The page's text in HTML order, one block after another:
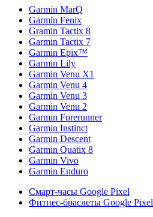
Garmin MarQ
Garmin Fenix
Gramin Tactix 8
Garmin Tactix 7
Garmin Epix™
Garmin Lily
Garmin Venu X1
Garmin Venu 4
Garmin Venu 3
Garmin Venu 2
Garmin Forerunner
Garmin Instinct
Garmin Descent
Garmin Quatix 8
Garmin Vivo
Garmin Enduro
Смарт-часы Google Pixel
Фитнес-браслеты Google Pixel